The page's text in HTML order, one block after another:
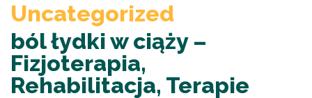
Uncategorized
ból łydki w ciąży –
Fizjoterapia,
Rehabilitacja, Terapie